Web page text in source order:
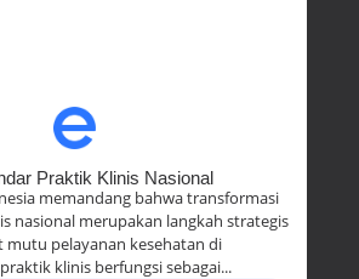
Praktik Klinis Nasional
memandang bahwa transformasi
nasional merupakan langkah strategis
pelayanan kesehatan di
klinis berfungsi sebagai...